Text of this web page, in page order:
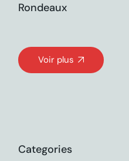
Rondeaux
Voir plus
Categories